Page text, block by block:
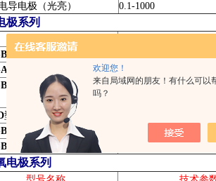
欢迎您！
来自局域网的朋友！有什么可以
吗？
导电极（光亮） 0.1-1000
极系列
6 型温度电极
6
6
型温度电极
型温度电极
4F
型温度电极
6F型温度电极
电极系列